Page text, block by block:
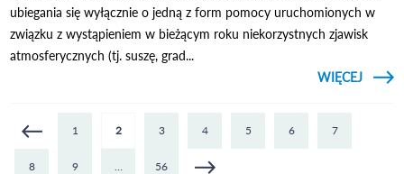
ubiegania się wyłącznie o jedną z form pomocy uruchomionych w
związku z wystąpieniem w bieżącym roku niekorzystnych zjawisk
atmosferycznych (tj. suszę, grad...
CZYTAJ
WIĘCEJ
Strony 1 2 3 4 5 6 7
8 9 56